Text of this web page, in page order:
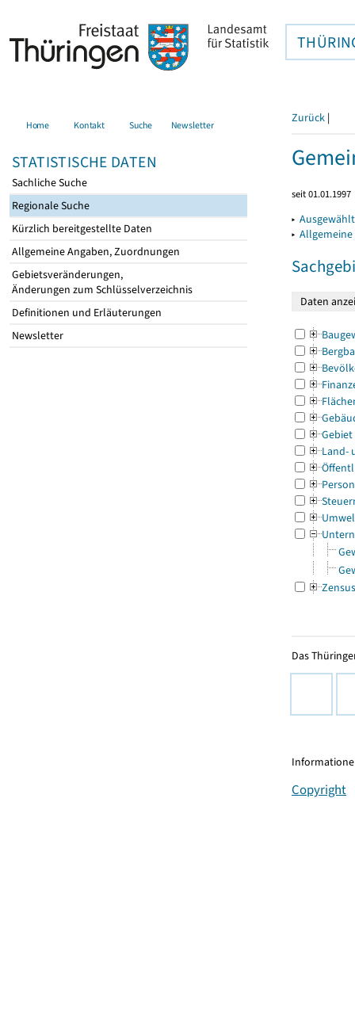
Home Kontakt Suche Newsletter
STATISTISCHE DATEN
Sachliche Suche
Regionale Suche
Kürzlich bereitgestellte Daten
Allgemeine Angaben, Zuordnungen
Gebietsveränderungen,
Änderungen zum Schlüsselverzeichnis
Definitionen und Erläuterungen
Newsletter
Zurück |
seit 01.01.1997
▸
▸
Gebiet
Land-
Zensus
Das
Copyright